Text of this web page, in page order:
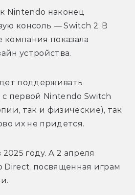
Nintendo наконец
консоль — Switch 2. В
показала
устройства.
поддерживать
первой Nintendo Switch
так и физические), так
их не придется.
году. А 2 апреля
Direct, посвященная играм